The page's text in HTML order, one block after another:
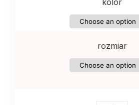
rozmiar